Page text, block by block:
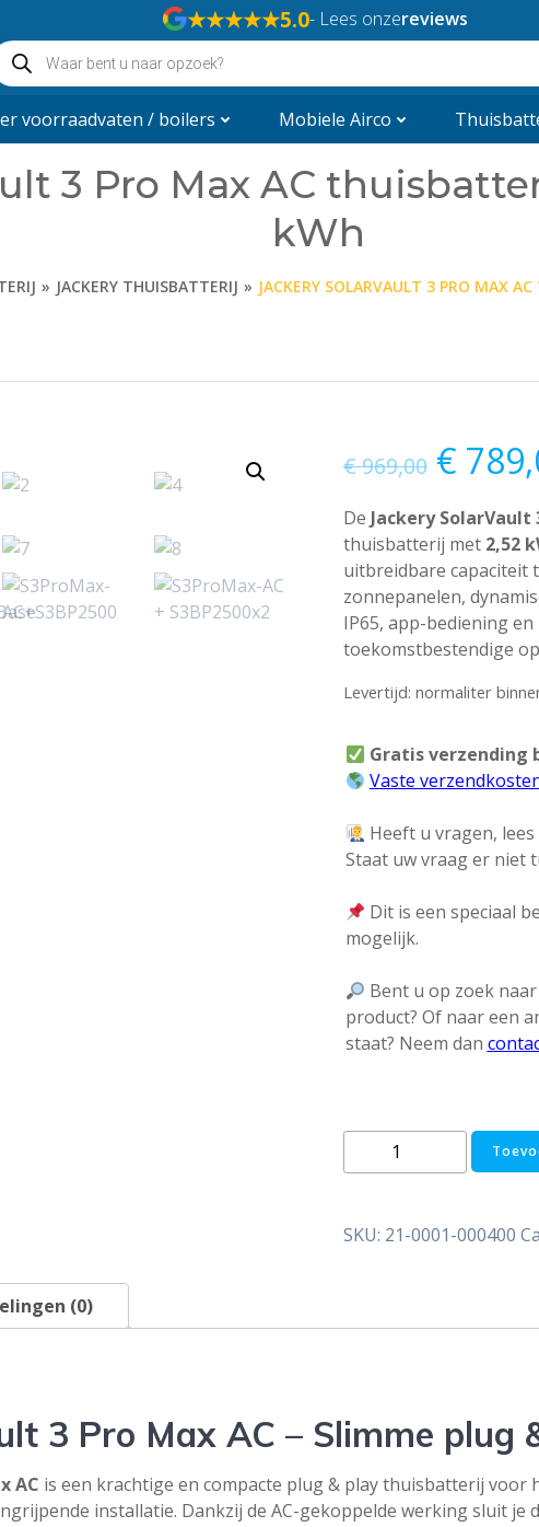
★★★★★5.0- Lees onzereviews
voorraadvaten / boilers Mobiele Airco
3 Pro Max AC
kWh
JACKERY THUISBATTERIJ JACKERY SOLARVAULT 3 PRO MAX
€969,00
prijs
was:
€
€
De Jackery SolarVault
thuisbatterij met 2,52
uitbreidbare capaciteit
zonnepanelen,
IP65, app-bediening
toekomstbestendige
Levertijd: normaliter
Gratis verzending
Vaste
Heeft u vragen,
Staat uw vraag er niet
Dit is een speciaal
mogelijk.
Bent u op zoek
product? Of naar een
staat? Neem dan
Jackery
SolarVault
Max
–
–
kWh
aantal
SKU: 21-0001-000400
(0)
3 Pro Max AC – Slimme
AC is een krachtige en compacte plug & play thuisbatterij
installatie. Dankzij de AC-gekoppelde werking sluit je